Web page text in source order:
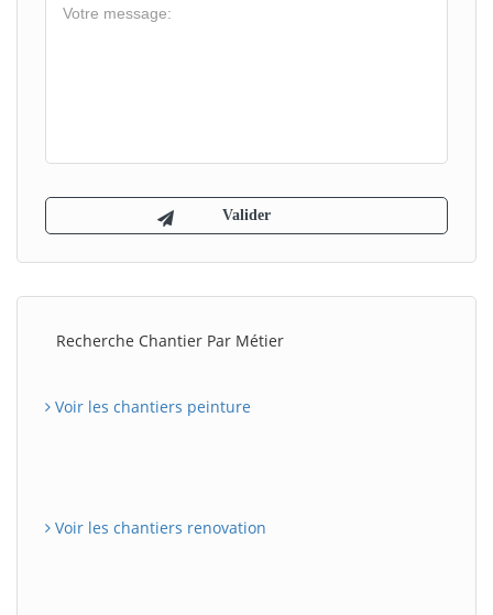
Recherche Chantier Par Métier
Voir les chantiers peinture
Voir les chantiers renovation